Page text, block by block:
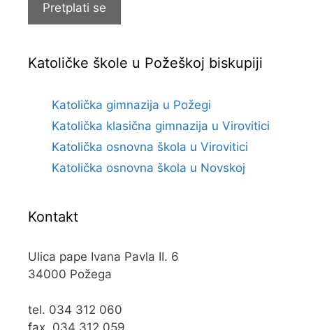
Pretplati se
Katoličke škole u Požeškoj biskupiji
Katolička gimnazija u Požegi
Katolička klasična gimnazija u Virovitici
Katolička osnovna škola u Virovitici
Katolička osnovna škola u Novskoj
Kontakt
Ulica pape Ivana Pavla II. 6
34000 Požega
tel. 034 312 060
fax. 034 312 059